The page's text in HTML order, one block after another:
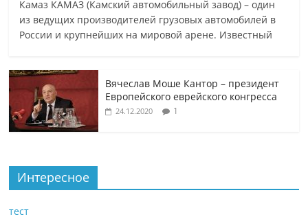
Камаз КАМАЗ (Камский автомобильный завод) – один
из ведущих производителей грузовых автомобилей в
России и крупнейших на мировой арене. Известный
Вячеслав Моше Кантор – президент
Европейского еврейского конгресса
24.12.2020 1
Интересное
тест